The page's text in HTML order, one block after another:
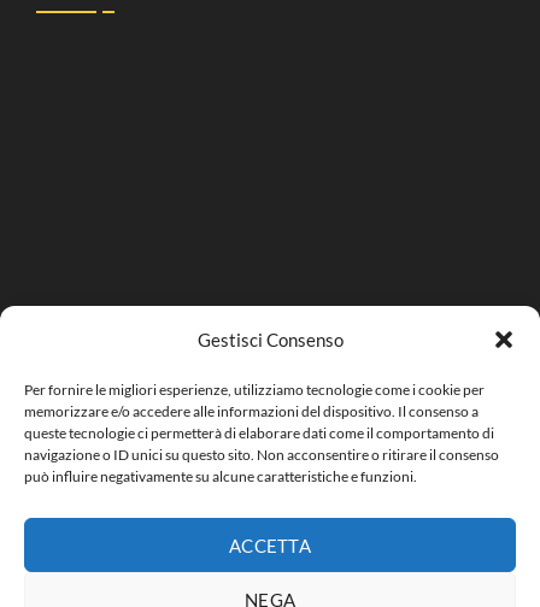
Gestisci Consenso
Per fornire le migliori esperienze, utilizziamo tecnologie come i cookie per
memorizzare e/o accedere alle informazioni del dispositivo. Il consenso a
queste tecnologie ci permetterà di elaborare dati come il comportamento di
navigazione o ID unici su questo sito. Non acconsentire o ritirare il consenso
può influire negativamente su alcune caratteristiche e funzioni.
ACCETTA
NEGA